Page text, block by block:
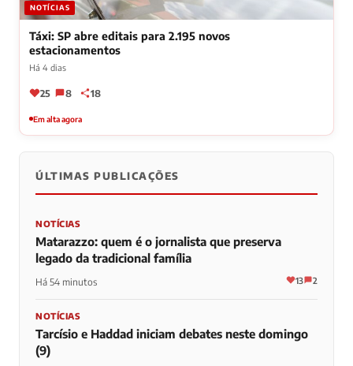
NOTÍCIAS
Táxi: SP abre editais para 2.195 novos
estacionamentos
Há 4 dias
25 8 18
Em alta agora
ÚLTIMAS PUBLICAÇÕES
NOTÍCIAS
Matarazzo: quem é o jornalista que preserva
legado da tradicional família
Há 54 minutos 13 2
NOTÍCIAS
Tarcísio e Haddad iniciam debates neste domingo
(9)